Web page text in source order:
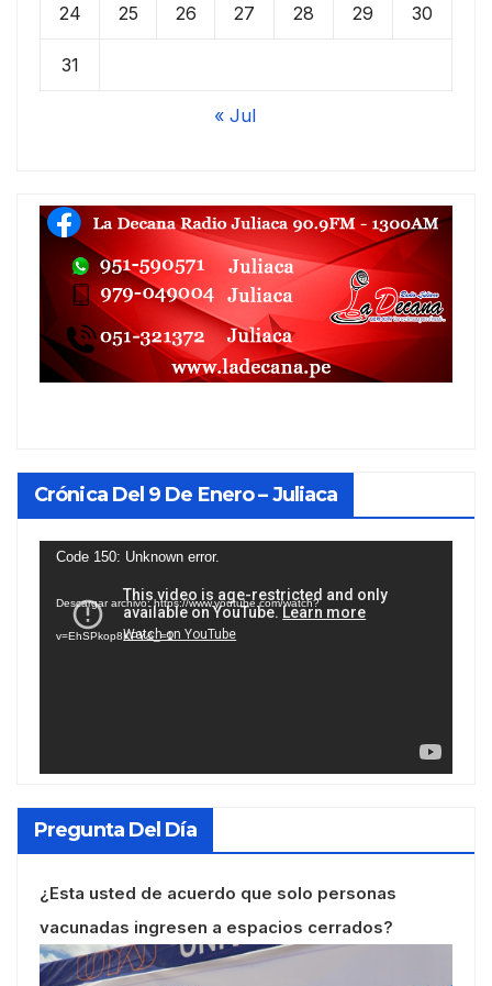
24 25 26 27 28 29 30
31
« Jul
Crónica Del 9 De Enero – Juliaca
Reproductor
vídeo
Code 150: Unknown error.
Descargar archivo: https://www.youtube.com/watch?
v=EhSPkop8KPY&_=1
Pregunta Del Día
¿Esta usted de acuerdo que solo personas
vacunadas ingresen a espacios cerrados?